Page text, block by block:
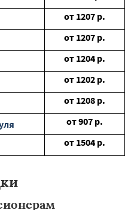
от 1207 р.
от 1207 р.
от 1204 р.
от 1202 р.
от 1208 р.
от907 р.
от 1504 р.